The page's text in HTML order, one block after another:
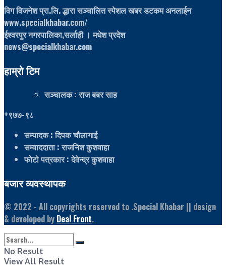
विग विजनेश प्रा.लि. द्धारा सञ्चालित स्पेशल खबर डटकम अनलाईन
www.specialkhabar.com/
ईश्‍वरपुर नगरपालिका,सर्लाही । मधेश प्रदेश
news@specialkhabar.com
हाम्रो टिम
सञ्चालक: राज बबर साह
+९७७-९८
सम्पादक: दिपक चौलागाई
सम्वाददाता: राजनिश कुशवाहा
फोटो पत्रकार: देवेन्द्र कुशवाहा
बजार व्यवस्थापक
© 2022 - All copyrights reserved to .Special Khabar || design
& developed by Deal Front.
No Result
View All Result